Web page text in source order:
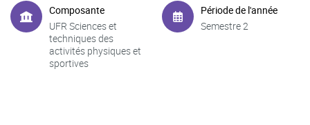
Composante
UFR Sciences et
techniques des
activités physiques et
sportives
Période de l'année
Semestre 2